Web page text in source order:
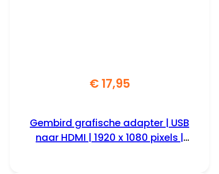
€17,95
Gembird grafische adapter | USB
naar HDMI | 1920 x 1080 pixels |